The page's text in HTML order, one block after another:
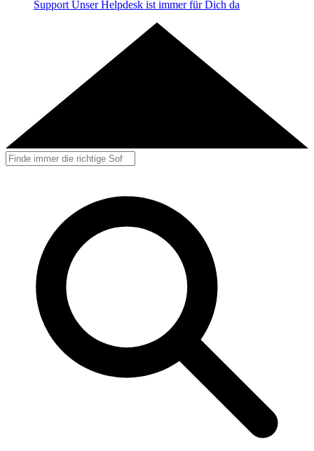
Support Unser Helpdesk ist immer für Dich da